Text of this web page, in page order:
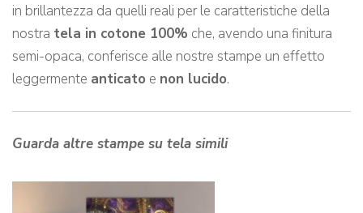
in brillantezza da quelli reali per le caratteristiche della
nostra tela in cotone 100% che, avendo una finitura
semi-opaca, conferisce alle nostre stampe un effetto
leggermente anticato e non lucido.
Guarda altre stampe su tela simili